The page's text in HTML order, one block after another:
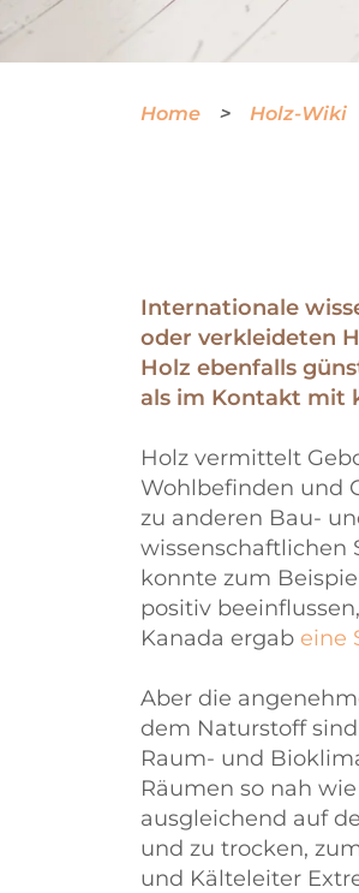
Home Holz-Wiki
Internationale
oder verkleideten
Holz ebenfalls
als im Kontakt mit
Holz vermittelt
Wohlbefinden und
zu anderen Bau-
wissenschaftlichen
konnte zum
positiv
Kanada ergab eine
Aber die
dem Naturstoff
Raum- und
Räumen so nah
ausgleichend auf
und zu trocken,
und Kälteleiter